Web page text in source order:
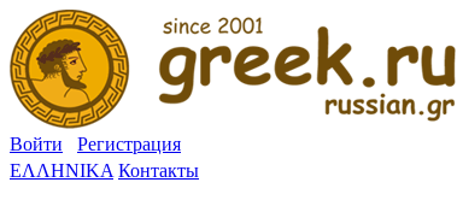
Войти
Регистрация
ΕΛΛΗΝΙΚΑ Контакты